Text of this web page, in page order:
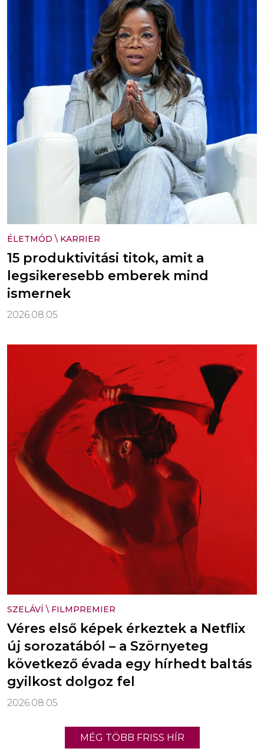
ÉLETMÓD \ KARRIER
15 produktivitási titok, amit a
legsikeresebb emberek mind
ismernek
2026.08.05.
SZELÁVÍ \ FILMPREMIER
Véres első képek érkeztek a Netflix
új sorozatából – a Szörnyeteg
következő évada egy hírhedt baltás
gyilkost dolgoz fel
2026.08.05.
MÉG TÖBB FRISS HÍR